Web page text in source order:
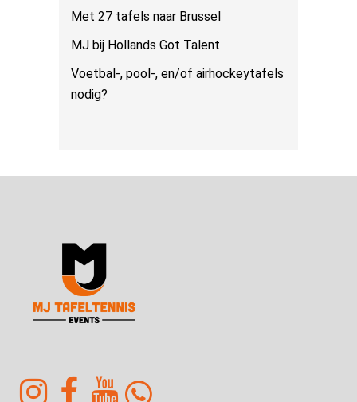
Met 27 tafels naar Brussel
MJ bij Hollands Got Talent
Voetbal-, pool-, en/of airhockeytafels
nodig?